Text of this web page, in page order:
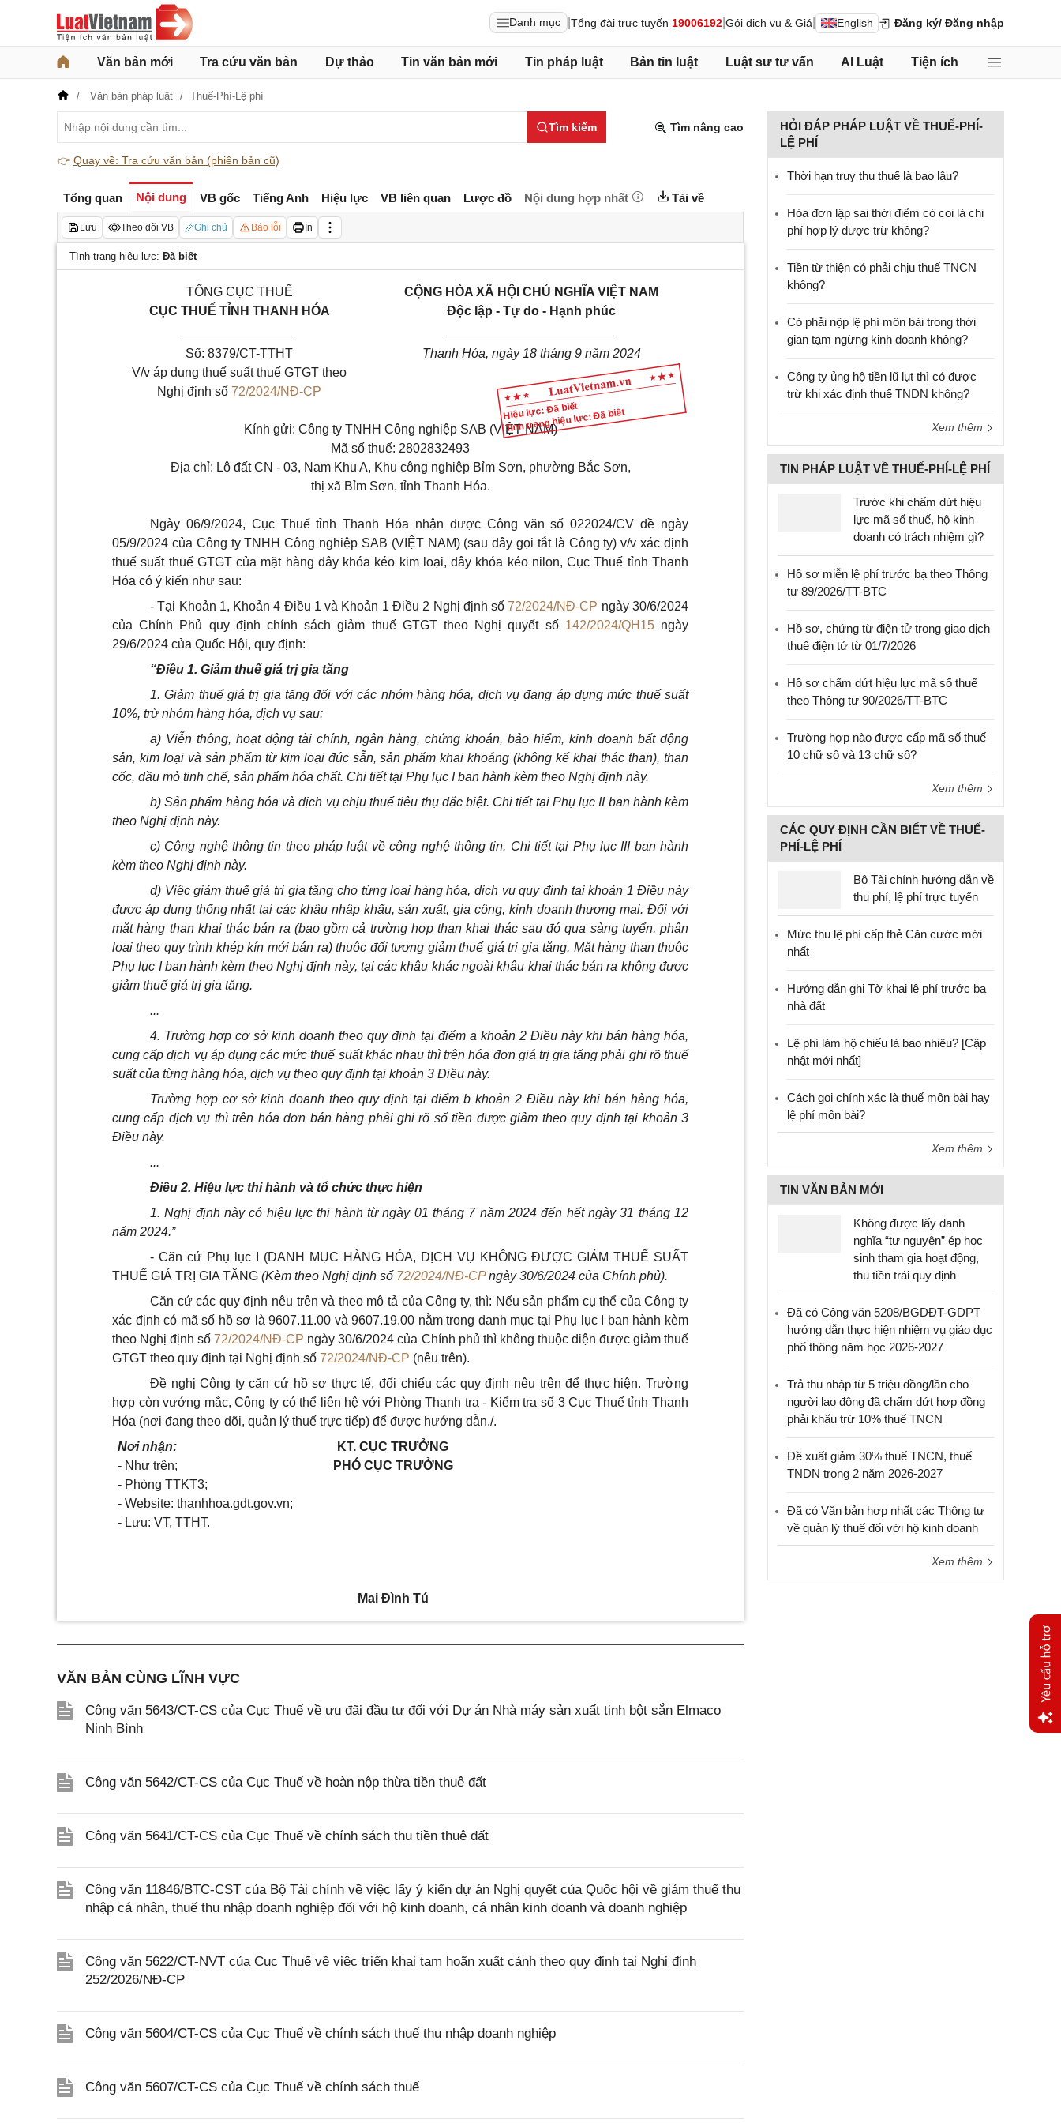
Danh mục Tổng đài trực tuyến 19006192 Gói dịch vụ & Giá English Đăng ký/ Đăng nhập
Văn bản mới Tra cứu văn bản Dự thảo Tin văn bản mới Tin pháp luật Bản tin luật Luật sư tư vấn AI Luật Tiện ích
Văn bản pháp luật Thuế-Phí-Lệ phí
Tìm kiếm Tìm nâng cao
👉 Quay về: Tra cứu văn bản (phiên bản cũ)
Tổng quan Nội dung VB gốc Tiếng Anh Hiệu lực VB liên quan Lược đồ Nội dung hợp nhất Tải về
Lưu Theo dõi VB Ghi chú Báo lỗi In
Tình trạng hiệu lực: Đã biết
Hiệu lực: Đã biết
Tình trạng hiệu lực: Đã biết
TỔNG CỤC THUẾ
CỤC THUẾ TỈNH THANH HÓA
CỘNG HÒA XÃ HỘI CHỦ NGHĨA VIỆT NAM
Độc lập - Tự do - Hạnh phúc
Số: 8379/CT-TTHT
V/v áp dụng thuế suất thuế GTGT theo
Nghị định số 72/2024/NĐ-CP
Thanh Hóa, ngày 18tháng 9năm 2024
Kính gửi: Công ty TNHH Công nghiệp SAB (VIỆT NAM)
Mã số thuế: 2802832493
Địa chỉ: Lô đất CN - 03, Nam Khu A, Khu công nghiệp Bỉm Sơn, phường Bắc Sơn,
thị xã Bỉm Sơn, tỉnh Thanh Hóa.
Ngày 06/9/2024, Cục Thuế tỉnh Thanh Hóa nhận được Công văn số 022024/CV đề ngày
05/9/2024 của Công ty TNHH Công nghiệp SAB (VIỆT NAM) (sau đây gọi tắt là Công ty) v/v xác định
thuế suất thuế GTGT của mặt hàng dây khóa kéo kim loại, dây khóa kéo nilon, Cục Thuế tỉnh Thanh
Hóa có ý kiến như sau:
- Tại Khoản 1, Khoản 4 Điều 1 và Khoản 1 Điều 2 Nghị định số72/2024/NĐ-CP ngày 30/6/2024
của Chính Phủ quy định chính sách giảm thuế GTGT theo Nghị quyết số 142/2024/QH15ngày
29/6/2024 của Quốc Hội, quy định:
“Điều 1. Giảm thuế giá trị gia tăng
1. Giảm thuế giá trị gia tăng đối với các nhóm hàng hóa, dịch vụ đang áp dụng mức thuế suất
10%, trừ nhóm hàng hóa, dịch vụ sau:
a) Viễn thông, hoạt động tài chính, ngân hàng, chứng khoán, bảo hiểm, kinh doanh bất động
sản, kim loại và sản phẩm từ kim loại đúc sẵn, sản phẩm khai khoáng (không kể khai thác than), than
cốc, dầu mỏ tinh chế, sản phẩm hóa chất. Chi tiết tại Phụ lục I ban hành kèm theo Nghị định này.
b) Sản phẩm hàng hóa và dịch vụ chịu thuế tiêu thụ đặc biệt. Chi tiết tại Phụ lục II ban hành kèm
theo Nghị định này.
c) Công nghệ thông tin theo pháp luật về công nghệ thông tin. Chi tiết tại Phụ lục III ban hành
kèm theo Nghị định này.
d) Việc giảm thuế giá trị gia tăng cho từng loại hàng hóa, dịch vụ quy định tại khoản 1 Điều này
được áp dụng thống nhất tại các khâu nhập khẩu, sản xuất, gia công, kinh doanh thương mại. Đối với
mặt hàng than khai thác bán ra (bao gồm cả trường hợp than khai thác sau đó qua sàng tuyển, phân
loại theo quy trình khép kín mới bán ra) thuộc đối tượng giảm thuế giá trị gia tăng. Mặt hàng than thuộc
Phụ lục I ban hành kèm theo Nghị định này, tại các khâu khác ngoài khâu khai thác bán ra không được
giảm thuế giá trị gia tăng.
...
4. Trường hợp cơ sở kinh doanh theo quy định tại điểm a khoản 2 Điều này khi bán hàng hóa,
cung cấp dịch vụ áp dụng các mức thuế suất khác nhauthì trên hóa đơn giá trị gia tăng phải ghi rõ thuế
suất của từng hàng hóa, dịch vụ theo quy định tại khoản 3 Điều này.
Trường hợp cơ sở kinh doanh theo quy định tại điểm b khoản 2 Điều này khi bán hàng hóa,
cung cấp dịch vụ thì trên hóa đơn bán hàng phải ghi rõ số tiền được giảm theo quy định tại khoản 3
Điều này.
...
Điều 2. Hiệu lực thi hành và tổ chức thực hiện
1. Nghị định này có hiệu lực thi hành từ ngày 01 tháng 7 năm 2024 đến hết ngày 31 tháng 12
năm 2024.”
- Căn cứ Phụ lục I (DANH MỤC HÀNG HÓA, DỊCH VỤ KHÔNG ĐƯỢC GIẢM THUẾ SUẤT
THUẾ GIÁ TRỊ GIA TĂNG (Kèm theo Nghị định số 72/2024/NĐ-CPngày 30/6/2024 của Chính phủ).
Căn cứ các quy định nêu trên và theo mô tả của Công ty, thì: Nếu sản phẩm cụ thể của Công ty
xác định có mã số hồ sơ là 9607.11.00 và 9607.19.00 nằm trong danh mục tại Phụ lục I ban hành kèm
theo Nghị định số72/2024/NĐ-CP ngày 30/6/2024 của Chính phủ thì không thuộc diện được giảm thuế
GTGT theo quy định tại Nghị định số 72/2024/NĐ-CP (nêu trên).
Đề nghị Công ty căn cứ hồ sơ thực tế, đối chiếu các quy định nêu trên để thực hiện. Trường
hợp còn vướng mắc, Công ty có thể liên hệ với Phòng Thanh tra - Kiểm tra số 3 Cục Thuế tỉnh Thanh
Hóa (nơi đang theo dõi, quản lý thuế trực tiếp) để được hướng dẫn./.
Nơi nhận:
- Như trên;
- Phòng TTKT3;
- Website: thanhhoa.gdt.gov.vn;
- Lưu: VT, TTHT.
KT. CỤC TRƯỞNG
PHÓ CỤC TRƯỞNG
Mai Đình Tú
VĂN BẢN CÙNG LĨNH VỰC
Công văn 5643/CT-CS của Cục Thuế về ưu đãi đầu tư đối với Dự án Nhà máy sản xuất tinh bột sắn Elmaco
Ninh Bình
Công văn 5642/CT-CS của Cục Thuế về hoàn nộp thừa tiền thuê đất
Công văn 5641/CT-CS của Cục Thuế về chính sách thu tiền thuê đất
Công văn 11846/BTC-CST của Bộ Tài chính về việc lấy ý kiến dự án Nghị quyết của Quốc hội về giảm thuế thu
nhập cá nhân, thuế thu nhập doanh nghiệp đối với hộ kinh doanh, cá nhân kinh doanh và doanh nghiệp
Công văn 5622/CT-NVT của Cục Thuế về việc triển khai tạm hoãn xuất cảnh theo quy định tại Nghị định
252/2026/NĐ-CP
Công văn 5604/CT-CS của Cục Thuế về chính sách thuế thu nhập doanh nghiệp
Công văn 5607/CT-CS của Cục Thuế về chính sách thuế
HỎI ĐÁP PHÁP LUẬT VỀ THUẾ-PHÍ-
LỆ PHÍ
Thời hạn truy thu thuế là bao lâu?
Hóa đơn lập sai thời điểm có coi là chi
phí hợp lý được trừ không?
Tiền từ thiện có phải chịu thuế TNCN
không?
Có phải nộp lệ phí môn bài trong thời
gian tạm ngừng kinh doanh không?
Công ty ủng hộ tiền lũ lụt thì có được
trừ khi xác định thuế TNDN không?
Xem thêm
TIN PHÁP LUẬT VỀ THUẾ-PHÍ-LỆ PHÍ
Trước khi chấm dứt hiệu
lực mã số thuế, hộ kinh
doanh có trách nhiệm gì?
Hồ sơ miễn lệ phí trước bạ theo Thông
tư 89/2026/TT-BTC
Hồ sơ, chứng từ điện tử trong giao dịch
thuế điện tử từ 01/7/2026
Hồ sơ chấm dứt hiệu lực mã số thuế
theo Thông tư 90/2026/TT-BTC
Trường hợp nào được cấp mã số thuế
10 chữ số và 13 chữ số?
Xem thêm
CÁC QUY ĐỊNH CẦN BIẾT VỀ THUẾ-
PHÍ-LỆ PHÍ
Bộ Tài chính hướng dẫn về
thu phí, lệ phí trực tuyến
Mức thu lệ phí cấp thẻ Căn cước mới
nhất
Hướng dẫn ghi Tờ khai lệ phí trước bạ
nhà đất
Lệ phí làm hộ chiếu là bao nhiêu? [Cập
nhật mới nhất]
Cách gọi chính xác là thuế môn bài hay
lệ phí môn bài?
Xem thêm
TIN VĂN BẢN MỚI
Không được lấy danh
nghĩa “tự nguyện” ép học
sinh tham gia hoạt động,
thu tiền trái quy định
Đã có Công văn 5208/BGDĐT-GDPT
hướng dẫn thực hiện nhiệm vụ giáo dục
phổ thông năm học 2026-2027
Trả thu nhập từ 5 triệu đồng/lần cho
người lao động đã chấm dứt hợp đồng
phải khấu trừ 10% thuế TNCN
Đề xuất giảm 30% thuế TNCN, thuế
TNDN trong 2 năm 2026-2027
Đã có Văn bản hợp nhất các Thông tư
về quản lý thuế đối với hộ kinh doanh
Xem thêm